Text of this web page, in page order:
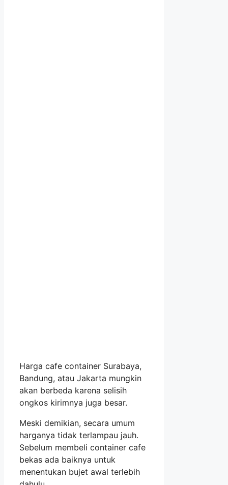
Harga cafe container Surabaya,
Bandung, atau Jakarta mungkin
akan berbeda karena selisih
ongkos kirimnya juga besar.
Meski demikian, secara umum
harganya tidak terlampau jauh.
Sebelum membeli container cafe
bekas ada baiknya untuk
menentukan bujet awal terlebih